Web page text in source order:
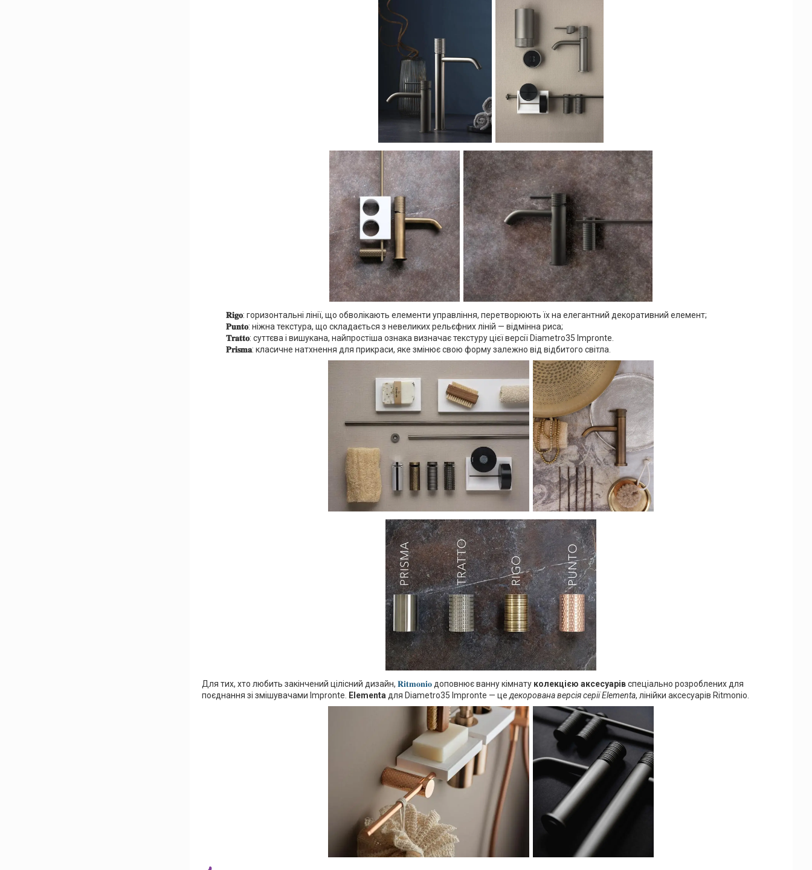
𝐑𝐢𝐠𝐨: горизонтальні лінії, що обволікають елементи управління, перетворюють їх на елегантний декоративний елемент;
𝐏𝐮𝐧𝐭𝐨: ніжна текстура, що складається з невеликих рельєфних ліній — відмінна риса;
𝐓𝐫𝐚𝐭𝐭𝐨: суттєва і вишукана, найпростіша ознака визначає текстуру цієї версії Diametro35 Impronte.
𝐏𝐫𝐢𝐬𝐦𝐚: класичне натхнення для прикраси, яке змінює свою форму залежно від відбитого світла.
Для тих, хто любить закінчений цілісний дизайн, 𝐑𝐢𝐭𝐦𝐨𝐧𝐢𝐨доповнює ванну кімнату колекцією аксесуарівспеціально розроблених для
поєднання зі змішувачами Impronte.
Elementa для Diametro35 Impronte — це декорована версія серії Elementa, лінійки аксесуарів Ritmonio.